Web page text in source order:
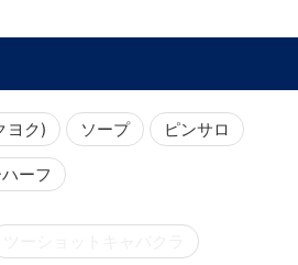
ヨク) ソープ ピンサロ
ーフ